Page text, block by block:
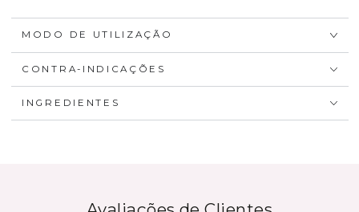
MODO DE UTILIZAÇÃO
CONTRA-INDICAÇÕES
INGREDIENTES